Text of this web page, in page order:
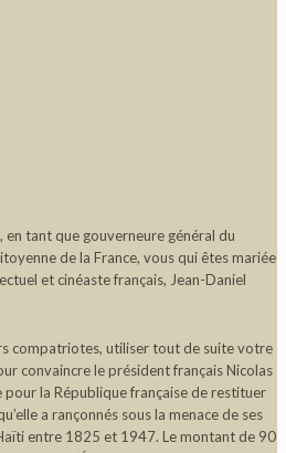
en tant que gouverneure général du
de la France, vous qui êtes mariée
et cinéaste français, Jean-Daniel
compatriotes, utiliser tout de suite votre
convaincre le président français Nicolas
pour la République française de restituer
a rançonnés sous la menace de ses
entre 1825 et 1947. Le montant de 90